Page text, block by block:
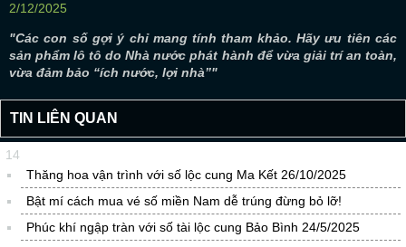
2/12/2025
"Các con số gợi ý chỉ mang tính tham khảo. Hãy ưu tiên các
sản phẩm lô tô do Nhà nước phát hành để vừa giải trí an toàn,
vừa đảm bảo “ích nước, lợi nhà”"
TIN LIÊN QUAN
14
Thăng hoa vận trình với số lộc cung Ma Kết 26/10/2025
Bật mí cách mua vé số miền Nam dễ trúng đừng bỏ lỡ!
Phúc khí ngập tràn với số tài lộc cung Bảo Bình 24/5/2025